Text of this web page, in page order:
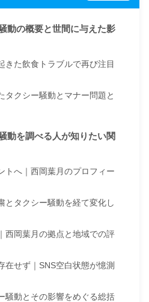
動の概要と世間に与えた影
きた飲食トラブルで再び注目
タクシー騒動とマナー問題と
動を調べる人が知りたい関
トへ｜西岡葉月のプロフィー
とタクシー騒動を経て変化し
西岡葉月の拠点と地域での評
在せず｜SNS空白状態が憶測
騒動とその影響をめぐる総括